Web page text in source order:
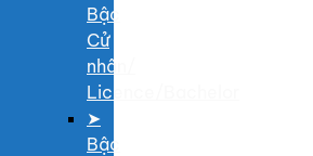
Bậc
Cử
nhân/
Licence/Bachelor
➤
Bậc